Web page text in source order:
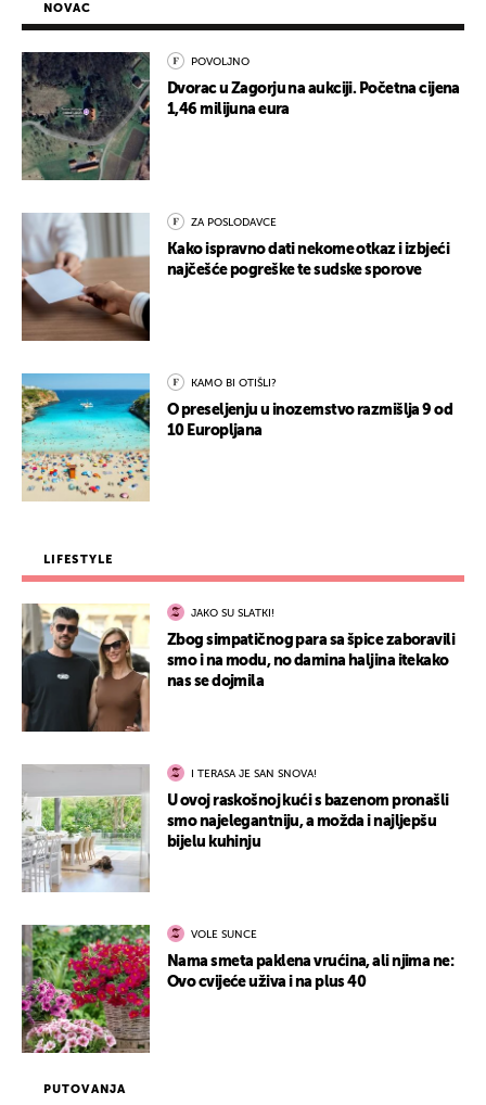
PUTOVANJA
NOVAC
POVOLJNO
Dvorac u Zagorju na aukciji. Početna cijena
1,46 milijuna eura
ZA POSLODAVCE
Kako ispravno dati nekome otkaz i izbjeći
najčešće pogreške te sudske sporove
KAMO BI OTIŠLI?
O preseljenju u inozemstvo razmišlja 9 od
10 Europljana
LIFESTYLE
JAKO SU SLATKI!
Zbog simpatičnog para sa špice zaboravili
smo i na modu, no damina haljina itekako
nas se dojmila
I TERASA JE SAN SNOVA!
U ovoj raskošnoj kući s bazenom pronašli
smo najelegantniju, a možda i najljepšu
bijelu kuhinju
VOLE SUNCE
Nama smeta paklena vrućina, ali njima ne:
Ovo cvijeće uživa i na plus 40